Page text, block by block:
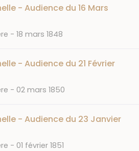
- Audience du 16 Mars
DATE
18 mars 1848
- Audience du 21 Février
DATE
02 mars 1850
- Audience du 23 Janvier
DATE
01 février 1851